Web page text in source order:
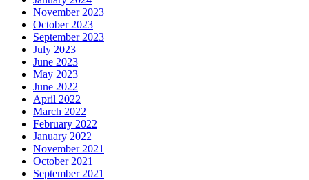
November 2023
October 2023
September 2023
July 2023
June 2023
May 2023
June 2022
April 2022
March 2022
February 2022
January 2022
November 2021
October 2021
September 2021